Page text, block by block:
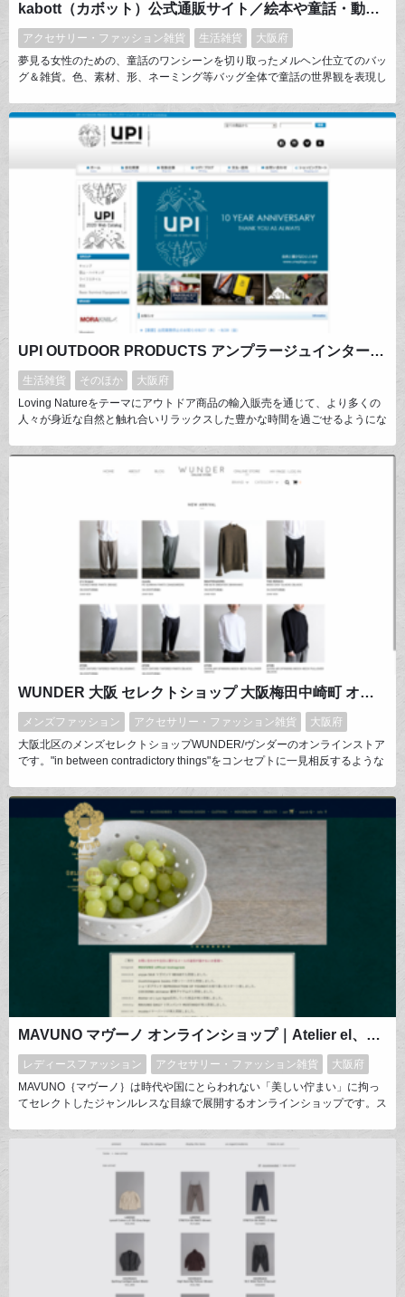
kabott（カボット）公式通販サイト／絵本や童話・動物モチーフ【大人可愛いハンドメイドバッグ 】
アクセサリー・ファッション雑貨 生活雑貨
大阪府
夢見る女性のための、童話のワンシーンを切り取ったメルヘン仕立てのバッ
グ＆雑貨。色、素材、形、ネーミング等バッグ全体で童話の世界観を表現し
製作しています。
UPI OUTDOOR PRODUCTS アンプラージュインターナショナルwebshop
生活雑貨 そのほか
大阪府
Loving Natureをテーマにアウトドア商品の輸入販売を通じて、より多くの
人々が身近な自然と触れ合いリラックスした豊かな時間を過ごせるようにな
WUNDER 大阪 セレクトショップ 大阪梅田中崎町 オンラインストア 正規取扱い 通販可能
メンズファッション アクセサリー・ファッション雑貨
大阪府
大阪北区のメンズセレクトショップWUNDER/ヴンダーのオンラインストア
です。"in between contradictory things"をコンセプトに一見相反するような
求しています。
MAVUNO マヴーノ オンラインショップ｜Atelier el、TOWAVASE など取扱
レディースファッション アクセサリー・ファッション雑貨
大阪府
MAVUNO｛マヴーノ｝は時代や国にとらわれない「美しい佇まい」に拘っ
てセレクトしたジャンルレスな目線で展開するオンラインショップです。ス
をご提案致します。無骨さと繊細さ。飾らない美しさ。多様化する時代に、
独自の美意識と自由な発想をお楽しみ下さい